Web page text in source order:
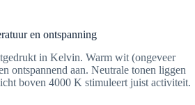
en ontspanning
in Kelvin. Warm wit (ongeveer
ontspannend aan. Neutrale tonen liggen
boven 4000 K stimuleert juist activiteit.